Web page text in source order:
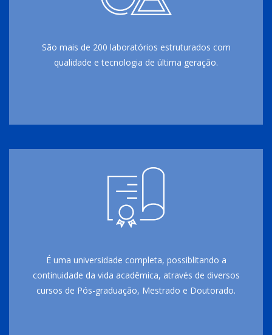
São mais de 200 laboratórios estruturados com
qualidade e tecnologia de última geração.
É uma universidade completa, possiblitando a
continuidade da vida acadêmica, através de diversos
cursos de Pós-graduação, Mestrado e Doutorado.